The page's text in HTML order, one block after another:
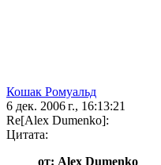
Кошак Ромуальд
6 дек. 2006 г., 16:13:21
Re[Alex Dumenko]:
Цитата:
от: Alex Dumenko